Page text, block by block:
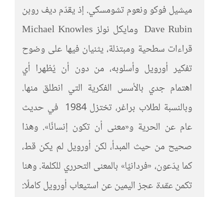
ميشيل فوكو ونعوم تشومسكي. إذ يقدّم ديف روبن
Dave Rubin ومايكل نولز Michael Knowles
قراءات سطحية ومبتذلة، يثنيان فيها على وضوح
تفكير أورويل وأسلوبه، من دون أن يُظهرا أي
اهتمام جدي بالأسس الفكرية التي انطلق منها.
وبالنسبة لطلاب براغر، تختزل 1984 في حديث
عام عن الحرية و«معنى أن تكون إنسانًا». وهذا
صحيح من حيث المبدأ، لكن أورويل لم يكن قط،
كما يدّعون، «فردانيًا» بالمعنى التحرري للكلمة. وهنا
تكمنعقدة عجز اليمين عن استيعاب أورويل كاملًا: